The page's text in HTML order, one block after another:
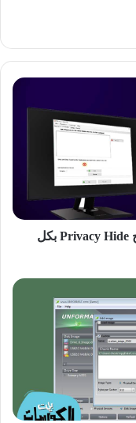
طريقة إخفاء برامج الكمبيوتر ببرنامج Privacy Hide بكل